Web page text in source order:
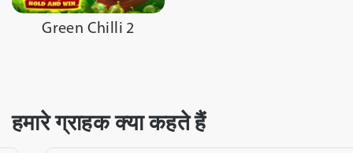
Green Chilli 2
हमारे ग्राहक क्या कहते हैं